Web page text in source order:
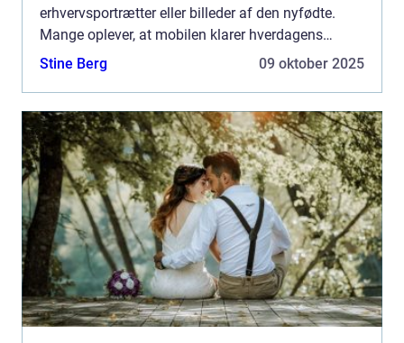
erhvervsportrætter eller billeder af den nyfødte.
Mange oplever, at mobilen klarer hverdagens
snapshots fint, men når øjeblikket kun sker én
Stine Berg 09 oktober 2025